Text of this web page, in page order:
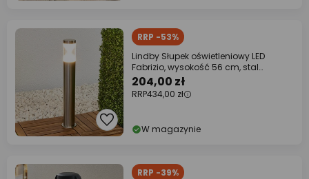
RRP -53%
Lindby Słupek oświetleniowy LED
Fabrizio, wysokość 56 cm, stal
nierdzewna
204,00 zł
RRP434,00 zł
W magazynie
RRP -39%